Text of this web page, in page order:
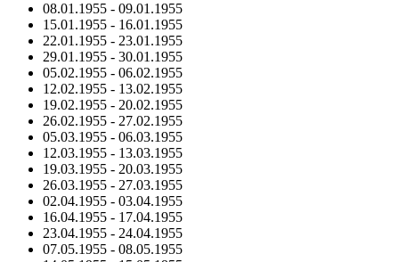
08.01.1955 - 09.01.1955
15.01.1955 - 16.01.1955
22.01.1955 - 23.01.1955
29.01.1955 - 30.01.1955
05.02.1955 - 06.02.1955
12.02.1955 - 13.02.1955
19.02.1955 - 20.02.1955
26.02.1955 - 27.02.1955
05.03.1955 - 06.03.1955
12.03.1955 - 13.03.1955
19.03.1955 - 20.03.1955
26.03.1955 - 27.03.1955
02.04.1955 - 03.04.1955
16.04.1955 - 17.04.1955
23.04.1955 - 24.04.1955
07.05.1955 - 08.05.1955